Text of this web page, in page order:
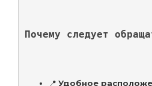
Почему следует
📍 Удобное